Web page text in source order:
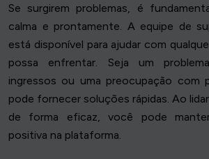
Se surgirem problemas, é
calma e prontamente. A equipe de
está disponível para ajudar com
possa enfrentar. Seja um
ingressos ou uma preocupação com
pode fornecer soluções rápidas. Ao
de forma eficaz, você pode
positiva na plataforma.